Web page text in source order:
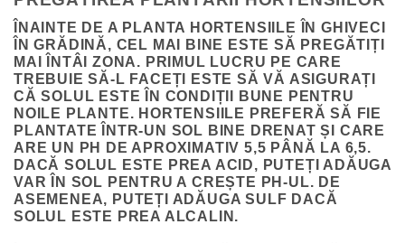
ÎNAINTE DE A PLANTA HORTENSIILE ÎN GHIVECI
ÎN GRĂDINĂ, CEL MAI BINE ESTE SĂ PREGĂTIȚI
MAI ÎNTÂI ZONA. PRIMUL LUCRU PE CARE
TREBUIE SĂ-L FACEȚI ESTE SĂ VĂ ASIGURAȚI
CĂ SOLUL ESTE ÎN CONDIȚII BUNE PENTRU
NOILE PLANTE. HORTENSIILE PREFERĂ SĂ FIE
PLANTATE ÎNTR-UN SOL BINE DRENAT ȘI CARE
ARE UN PH DE APROXIMATIV 5,5 PÂNĂ LA 6,5.
DACĂ SOLUL ESTE PREA ACID, PUTEȚI ADĂUGA
VAR ÎN SOL PENTRU A CREȘTE PH-UL. DE
ASEMENEA, PUTEȚI ADĂUGA SULF DACĂ
SOLUL ESTE PREA ALCALIN.